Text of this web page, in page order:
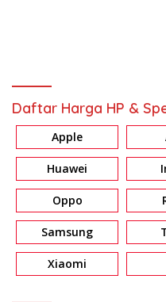
Daftar Harga HP &
Apple
Huawei
Oppo
Samsung
Xiaomi